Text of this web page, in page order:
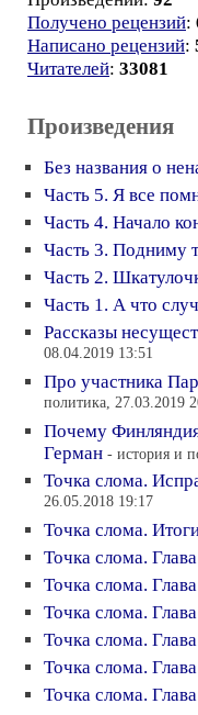
Получено рецензий:
Написано рецензий:
Читателей: 33081
Произведения
Без названия о
Часть 5. Я все
Часть 4. Начало
Часть 3. Подниму
Часть 2.
Часть 1. А что
Рассказы
08.04.2019 13:51
Про участника
политика, 27.03.2019
Почему
Герман - история и
Точка слома.
26.05.2018 19:17
Точка слома.
Точка слома.
Точка слома.
Точка слома.
Точка слома.
Точка слома.
Точка слома.